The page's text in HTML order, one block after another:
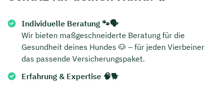
Individuelle Beratung 🐾🗣️
Wir bieten maßgeschneiderte Beratung für die
Gesundheit deines Hundes 🐶 – für jeden Vierbeiner
das passende Versicherungspaket.
Erfahrung & Expertise 🧠🐕